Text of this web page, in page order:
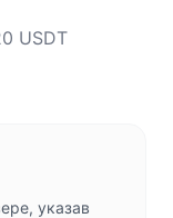
USDT
указав